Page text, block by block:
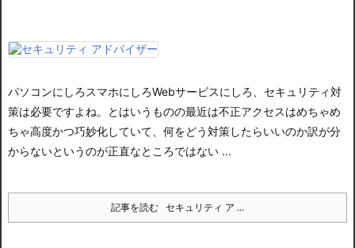
パソコンにしろスマホにしろWebサービスにしろ、セキュリティ対
策は必要ですよね。
とはいうものの最近は不正アクセスはめちゃめ
ちゃ高度かつ巧妙化していて、何をどう対策したらいいのか訳が分
からないというのが正直なところではない ...
記事を読む セキュリティ ア ...